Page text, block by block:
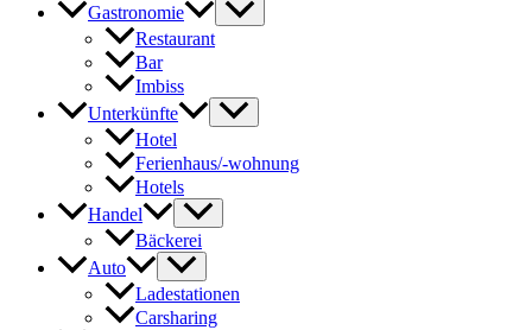
Gastronomie
Restaurant
Bar
Imbiss
Unterkünfte
Hotel
Ferienhaus/-wohnung
Hotels
Handel
Bäckerei
Auto
Ladestationen
Carsharing